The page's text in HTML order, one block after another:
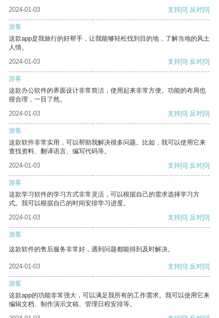
2024-01-03 支持[0] 反对[0]
游客
这款app是我旅行的好帮手，让我能够轻松找到目的地，了解当地的风土
人情。
2024-01-03
支持[0] 反对[0]
游客
这款办公软件的界面设计非常简洁，使用起来非常方便。功能的布局也
很合理，一目了然。
2024-01-03
支持[0] 反对[0]
游客
这款软件非常实用，可以帮助我解决很多问题。比如，我可以使用它来
查找资料、翻译语言、编写代码等。
2024-01-03
支持[0] 反对[0]
游客
这款学习软件的学习方式非常灵活，可以根据自己的需求选择学习方
式。我可以根据自己的时间安排学习进度。
2024-01-03
支持[0] 反对[0]
游客
这款软件的售后服务非常好，遇到问题都能得到及时解决。
2024-01-03 支持[0] 反对[0]
游客
这款app的功能非常强大，可以满足我所有的工作需求。我可以使用它来
编辑文档、制作演示文稿、管理日程安排等。